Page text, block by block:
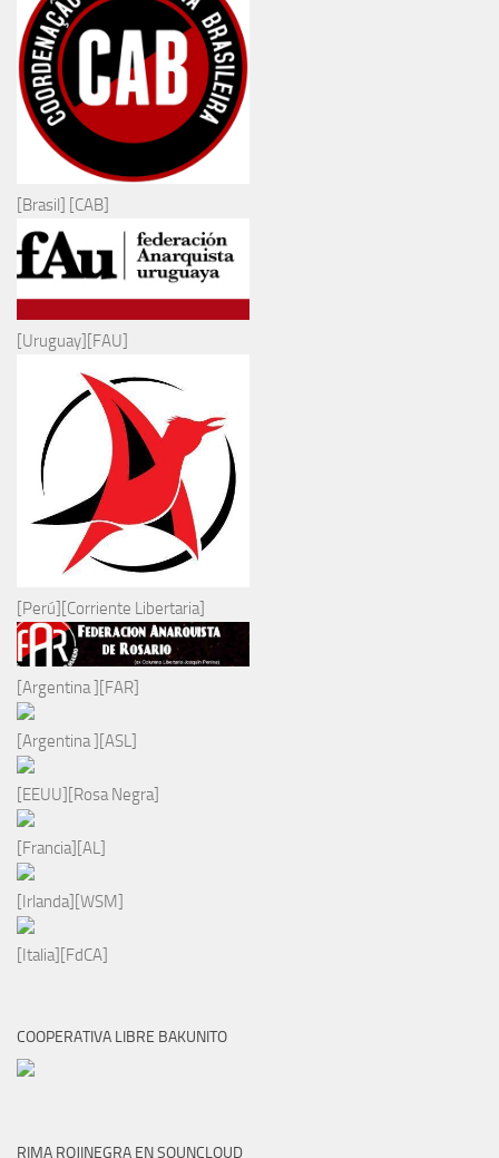
[Brasil] [CAB]
[Uruguay][FAU]
[Perú][Corriente Libertaria]
[Argentina ][FAR]
[Argentina ][ASL]
[EEUU][Rosa Negra]
[Francia][AL]
[Irlanda][WSM]
[Italia][FdCA]
COOPERATIVA LIBRE BAKUNITO
RIMA ROJINEGRA EN SOUNCLOUD